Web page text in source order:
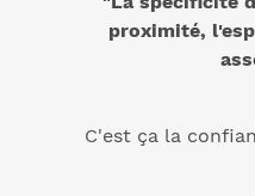
proximité,
C'est ça la